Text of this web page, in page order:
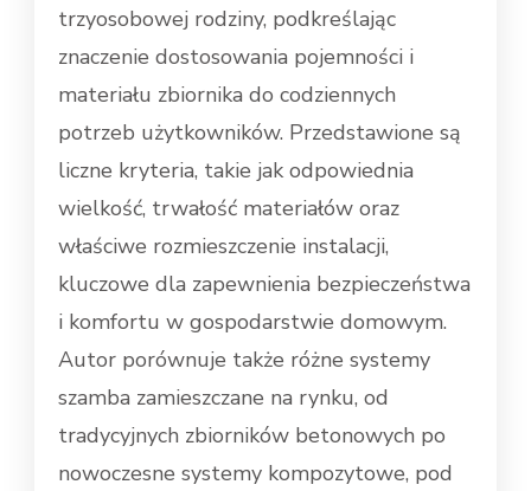
trzyosobowej rodziny, podkreślając
znaczenie dostosowania pojemności i
materiału zbiornika do codziennych
potrzeb użytkowników. Przedstawione są
liczne kryteria, takie jak odpowiednia
wielkość, trwałość materiałów oraz
właściwe rozmieszczenie instalacji,
kluczowe dla zapewnienia bezpieczeństwa
i komfortu w gospodarstwie domowym.
Autor porównuje także różne systemy
szamba zamieszczane na rynku, od
tradycyjnych zbiorników betonowych po
nowoczesne systemy kompozytowe, pod